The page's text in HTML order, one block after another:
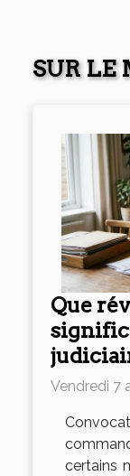
SUR LE
Que
Vendredi 7
certains